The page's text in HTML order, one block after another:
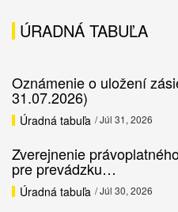
ÚRADNÁ TABUĽA
Oznámenie o uložení
31.07.2026)
Úradná tabuľa / Júl 31, 2026
Zverejnenie
pre prevádzku…
Úradná tabuľa / Júl 30, 2026